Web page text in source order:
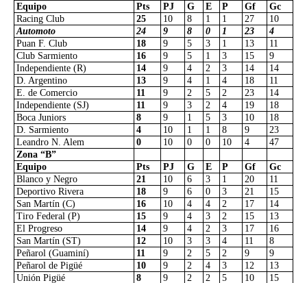
Equipo
Pts PJ G E P Gf
Gc
Racing Club
25 10 8 1 1 27
10
Automoto
24 9 8 0 1 23
4
Puan F. Club
18 9 5 3 1 13
11
Club Sarmiento
16 9 5 1 3 15
9
Independiente (R)
14 9 4 2 3 14
14
D. Argentino
13 9 4 1 4 18
11
E. de Comercio
11 9 2 5 2 23
14
Independiente (SJ)
11 9 3 2 4 19
18
Boca Juniors
8 9 1 5 3 10
18
D. Sarmiento
4 10 1 1 8 9
23
Leandro N. Alem
0 10 0 0 10 4
47
Zona “B”
Equipo
Pts PJ G E P Gf
Gc
Blanco y Negro
21 10 6 3 1 20
11
Deportivo Rivera
18 9 6 0 3 21
15
San Martín (C)
16 10 4 4 2 17
14
Tiro Federal (P)
15 9 4 3 2 15
13
El Progreso
14 9 4 2 3 17
16
San Martín (ST)
12 10 3 3 4 11
8
Peñarol (Guaminí)
11 9 2 5 2 9
9
Peñarol de Pigüé
10 9 2 4 3 12
13
Unión Pigüé
8 9 2 2 5 10
15